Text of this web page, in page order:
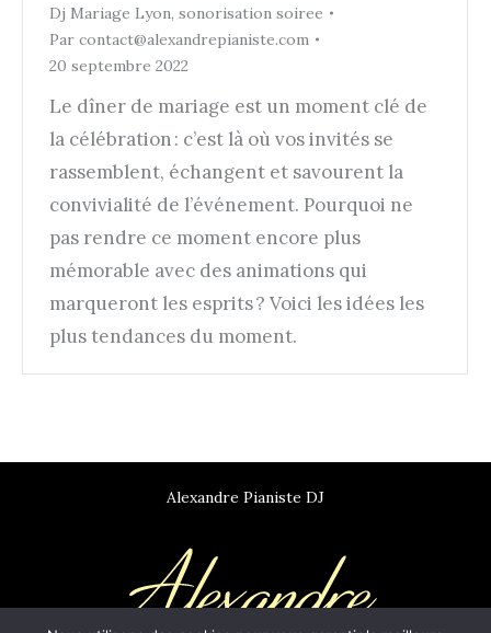
Dj Mariage Lyon, sonorisation soiree
Par contact@alexandrepianiste.com
20 septembre 2022
Le dîner de mariage est un moment clé de
la célébration : c’est là où vos invités se
rassemblent, échangent et savourent la
convivialité de l’événement. Pourquoi ne
pas rendre ce moment encore plus
mémorable avec des animations qui
marqueront les esprits ? Voici les idées les
plus tendances du moment.
Alexandre Pianiste DJ